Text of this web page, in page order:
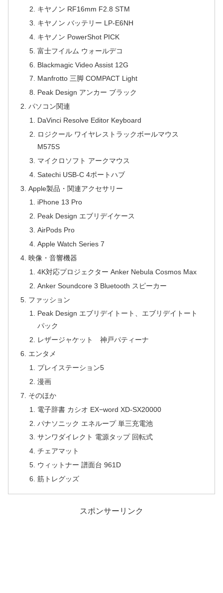
キヤノン RF16mm F2.8 STM
キヤノン バッテリー LP-E6NH
キヤノン PowerShot PICK
富士フイルム ウォールデコ
Blackmagic Video Assist 12G
Manfrotto 三脚 COMPACT Light
Peak Design アンカー ブラック
パソコン関連
DaVinci Resolve Editor Keyboard
ロジクール ワイヤレストラックボールマウス
M575S
マイクロソフト アークマウス
Satechi USB-C 4ポートハブ
Apple製品・関連アクセサリー
iPhone 13 Pro
Peak Design エブリデイケース
AirPods Pro
Apple Watch Series 7
映像・音響機器
4K対応プロジェクター Anker Nebula Cosmos Max
Anker Soundcore 3 Bluetooth スピーカー
ファッション
Peak Design エブリデイトート、エブリデイトート
パック
レザージャケット 神戸パティーナ
エンタメ
プレイステーション5
漫画
そのほか
電子辞書 カシオ EX−word XD-SX20000
パナソニック エネループ 単三充電池
サンワダイレクト 電源タップ 回転式
チェアマット
ウィットナー 譜面台 961D
筋トレグッズ
スポンサーリンク